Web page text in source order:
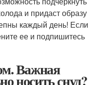
и придаст образу
каждый день! Если
ее и подпишитесь
Важная